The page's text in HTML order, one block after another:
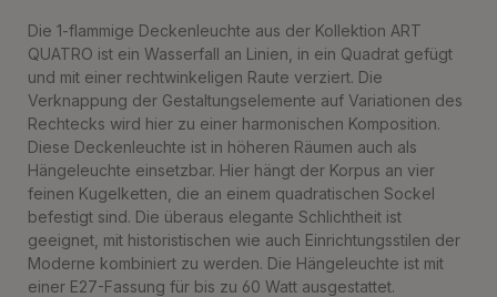
Die 1-flammige Deckenleuchte aus der Kollektion ART
QUATRO ist ein Wasserfall an Linien, in ein Quadrat gefügt
und mit einer rechtwinkeligen Raute verziert. Die
Verknappung der Gestaltungselemente auf Variationen des
Rechtecks wird hier zu einer harmonischen Komposition.
Diese Deckenleuchte ist in höheren Räumen auch als
Hängeleuchte einsetzbar. Hier hängt der Korpus an vier
feinen Kugelketten, die an einem quadratischen Sockel
befestigt sind. Die überaus elegante Schlichtheit ist
geeignet, mit historistischen wie auch Einrichtungsstilen der
Moderne kombiniert zu werden. Die Hängeleuchte ist mit
einer E27-Fassung für bis zu 60 Watt ausgestattet.